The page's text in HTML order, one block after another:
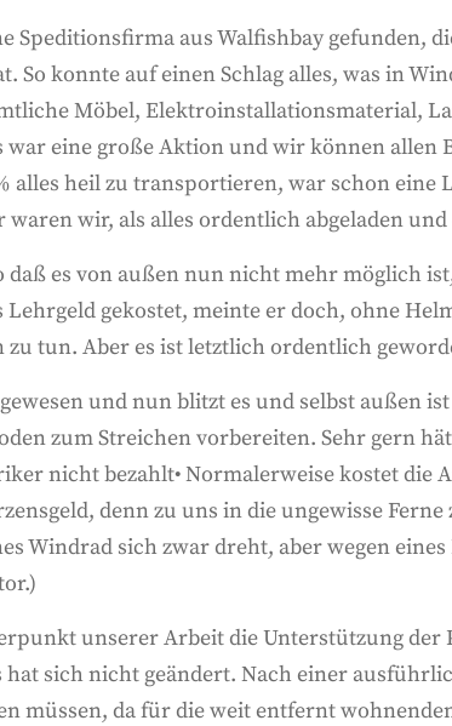
Speditionsfirma aus Walfishbay gefunden,
konnte auf einen Schlag alles, was in
Möbel, Elektroinstallationsmaterial,
eine große Aktion und wir können allen
alles heil zu transportieren, war schon eine
wir, als alles ordentlich abgeladen
es von außen nun nicht mehr möglich
gekostet, meinte er doch, ohne
tun. Aber es ist letztlich ordentlich
und nun blitzt es und selbst außen
zum Streichen vorbereiten. Sehr gern
nicht bezahlt• Normalerweise kostet
denn zu uns in die ungewisse
Windrad sich zwar dreht, aber wegen
unserer Arbeit die Unterstützung der
sich nicht geändert. Nach einer
müssen, da für die weit entfernt